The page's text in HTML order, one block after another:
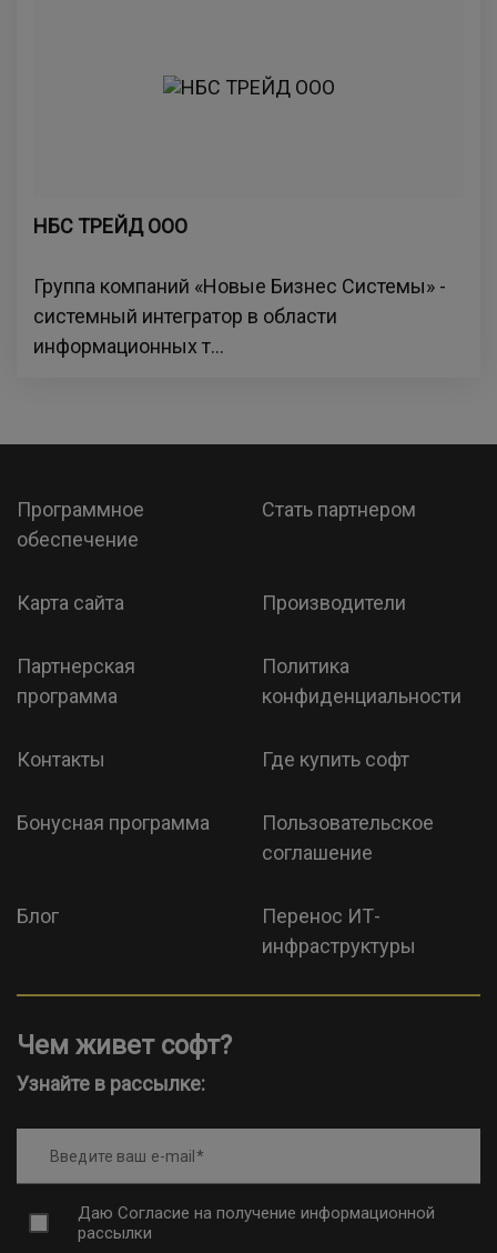
НБС ТРЕЙД ООО
Группа компаний «Новые Бизнес Системы» -
системный интегратор в области
информационных т...
Программное
обеспечение
Стать партнером
Карта сайта Производители
Партнерская
программа
Политика
конфиденциальности
Контакты Где купить софт
Бонусная программа
Пользовательское
соглашение
Блог
Перенос ИТ-
инфраструктуры
Чем живет софт?
Узнайте в рассылке:
Введите ваш e-mail
Даю Согласие на получение информационной
рассылки